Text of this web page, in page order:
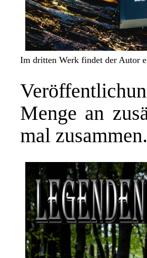
Im dritten Werk findet der Autor
Menge an
mal zusammen.